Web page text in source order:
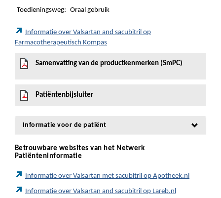
Toedieningsweg: Oraal gebruik
Informatie over Valsartan and sacubitril op
Farmacotherapeutisch Kompas
Samenvatting van de productkenmerken (SmPC)
Patiëntenbijsluiter
Informatie voor de patiënt
Betrouwbare websites van het Netwerk
Patiënteninformatie
Informatie over Valsartan met sacubitril op Apotheek.nl
Informatie over Valsartan and sacubitril op Lareb.nl